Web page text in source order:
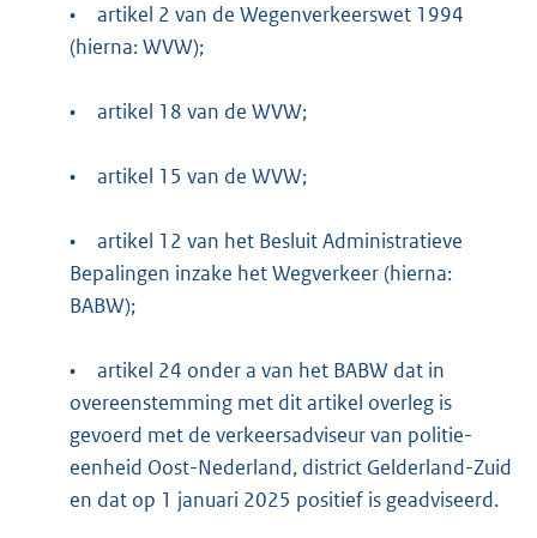
•
artikel 2 van de Wegenverkeerswet 1994
(hierna: WVW);
• artikel 18 van de WVW;
• artikel 15 van de WVW;
•
artikel 12 van het Besluit Administratieve
Bepalingen inzake het Wegverkeer (hierna:
BABW);
•
artikel 24 onder a van het BABW dat in
overeenstemming met dit artikel overleg is
gevoerd met de verkeersadviseur van politie-
eenheid Oost-Nederland, district Gelderland-Zuid
en dat op 1 januari 2025 positief is geadviseerd.